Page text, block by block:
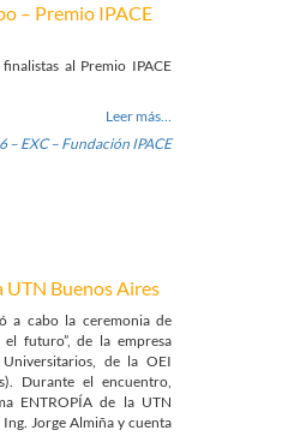
– Premio IPACE
al Premio IPACE
Leer más…
– EXC – Fundación IPACE
UTN Buenos Aires
a cabo la ceremonia de
futuro”, de la empresa
de la OEI
Durante el encuentro,
ENTROPÍA de la UTN
Jorge Almiña y cuenta